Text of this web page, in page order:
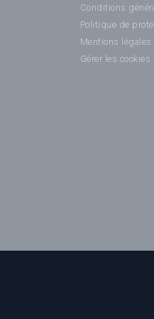
Conditions
Politique de
Mentions légales
Gérer les cookies